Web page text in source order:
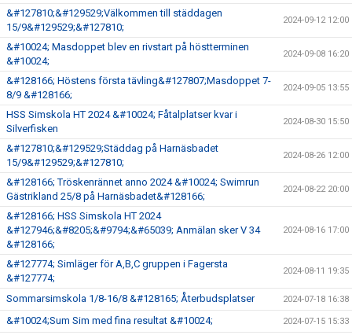
&#127810;&#129529;Välkommen till städdagen
15/9&#129529;&#127810;
2024-09-12 12:00
&#10024; Masdoppet blev en rivstart på höstterminen
&#10024;
2024-09-08 16:20
&#128166; Höstens första tävling&#127807;Masdoppet 7-
8/9 &#128166;
2024-09-05 13:55
HSS Simskola HT 2024 &#10024; Fåtalplatser kvar i
Silverfisken
2024-08-30 15:50
&#127810;&#129529;Städdag på Harnäsbadet
15/9&#129529;&#127810;
2024-08-26 12:00
&#128166; Tröskenrännet anno 2024 &#10024; Swimrun
Gästrikland 25/8 på Harnäsbadet&#128166;
2024-08-22 20:00
&#128166; HSS Simskola HT 2024
&#127946;&#8205;&#9794;&#65039; Anmälan sker V 34
&#128166;
2024-08-16 17:00
&#127774; Simläger för A,B,C gruppen i Fagersta
&#127774;
2024-08-11 19:35
Sommarsimskola 1/8-16/8 &#128165; Återbudsplatser 2024-07-18 16:38
&#10024;Sum Sim med fina resultat &#10024; 2024-07-15 15:33